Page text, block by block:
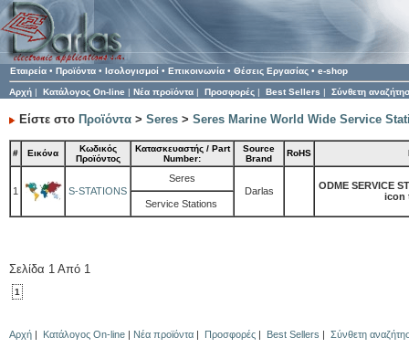
Εταιρεία • Προϊόντα • Ισολογισμοί • Επικοινωνία • Θέσεις Εργασίας • e-shop
Αρχή | Κατάλογος On-line | Νέα προϊόντα | Προσφορές | Best Sellers | Σύνθετη
Είστε στο Προϊόντα > Seres > Seres Marine World Wide Service
# Εικόνα
Κωδικός
Προϊόντος
Κατασκευαστής / Part
Number:
Source
Brand
RoHS
1 S-STATIONS
Seres
Darlas
ODME SERVICE
icon
Service Stations
Σελίδα 1 Από 1
1
Αρχή | Κατάλογος On-line | Νέα προϊόντα | Προσφορές | Best Sellers | Σύνθετη